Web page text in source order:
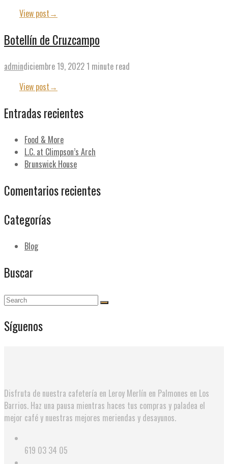
View post→
Botellín de Cruzcampo
admindiciembre 19, 2022 1 minute read
View post→
Entradas recientes
Food & More
L.C. at Climpson’s Arch
Brunswick House
Comentarios recientes
Categorías
Blog
Buscar
Síguenos
Disfruta de nuestra cafetería en Leroy Merlín en Palmones en Los
Barrios. Haz una pausa mientras haces tus compras y paladea el
mejor café y nuestras mejores meriendas y desayunos.
619 03 34 05